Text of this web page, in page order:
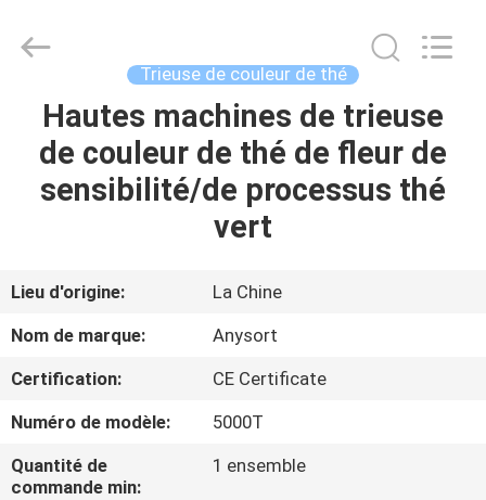
MAISON
PRODUITS
SUJET
DE
NOUS
VISITE
D'USINE
Optoelectronic
Technology
Reserved.
Trieuse de couleur de thé
Hautes machines de trieuse
de couleur de thé de fleur de
sensibilité/de processus thé
vert
Lieu d'origine:
La Chine
Nom de marque:
Anysort
Certification:
CE Certificate
Numéro de modèle:
5000T
Quantité de
commande min:
1 ensemble